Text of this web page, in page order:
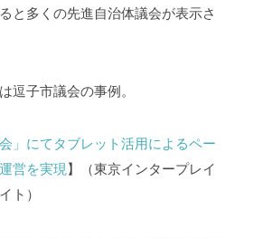
と多くの先進自治体議会が表示さ
逗子市議会の事例。
会」にてタブレット活用によるペー
営を実現】（東京インタープレイ
ト）